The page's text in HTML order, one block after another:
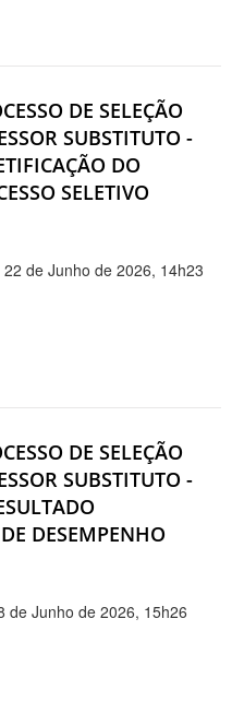
DE SELEÇÃO
SUBSTITUTO -
DO
SELETIVO
de Junho de 2026, 14h23
DE SELEÇÃO
SUBSTITUTO -
DESEMPENHO
de Junho de 2026, 15h26